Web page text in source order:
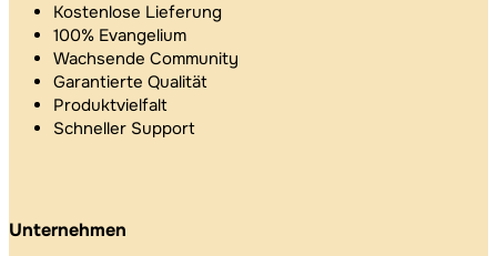
Kostenlose Lieferung
100% Evangelium
Wachsende Community
Garantierte Qualität
Produktvielfalt
Schneller Support
Unternehmen